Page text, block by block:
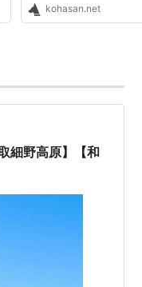
kohasan.net
細野高原】【和